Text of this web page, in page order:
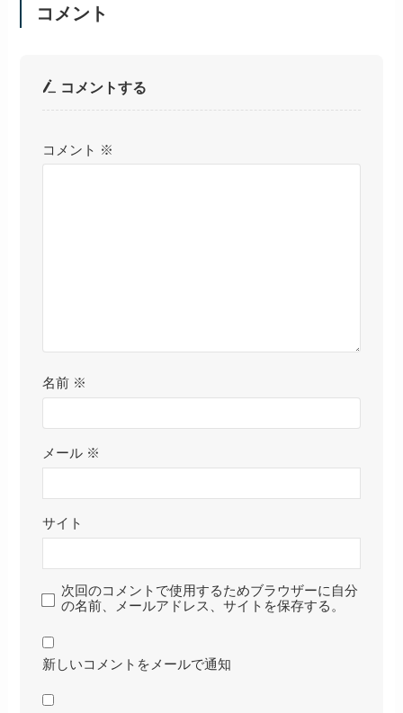
コメント
コメントする
コメント ※
名前 ※
メール ※
サイト
次回のコメントで使用するためブラウザーに自分
の名前、メールアドレス、サイトを保存する。
新しいコメントをメールで通知